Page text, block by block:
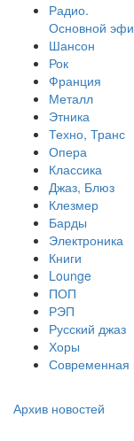
Радио.
Основной
Шансон
Рок
Франция
Металл
Этника
Техно, Транс
Опера
Классика
Джаз, Блюз
Клезмер
Барды
Электроника
Книги
Lounge
ПОП
РЭП
Русский джаз
Хоры
Современная
Архив новостей